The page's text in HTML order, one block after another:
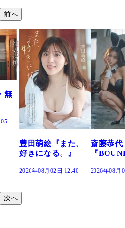
前へ
豊田萌絵『また、
好きになる。』
2026年08月02日 12:40
斎藤恭代
『
2026年08月
無
次へ